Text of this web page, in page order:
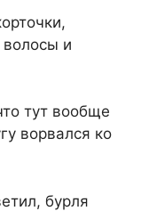
волосы и
тут вообще
ворвался ко
бурля